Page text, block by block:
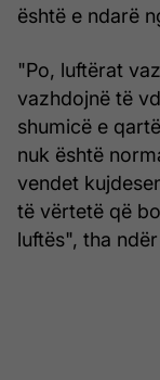
është e ndarë
"Po, luftërat
vazhdojnë të
shumicë e
nuk është
vendet
të vërtetë që
luftës", tha